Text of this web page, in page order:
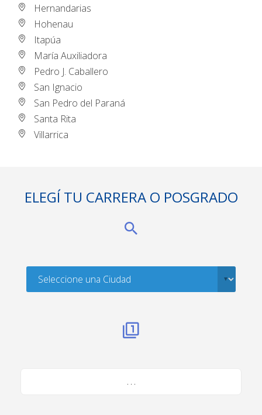
Hernandarias
Hohenau
Itapúa
María Auxiliadora
Pedro J. Caballero
San Ignacio
San Pedro del Paraná
Santa Rita
Villarrica
ELEGÍ TU CARRERA O POSGRADO